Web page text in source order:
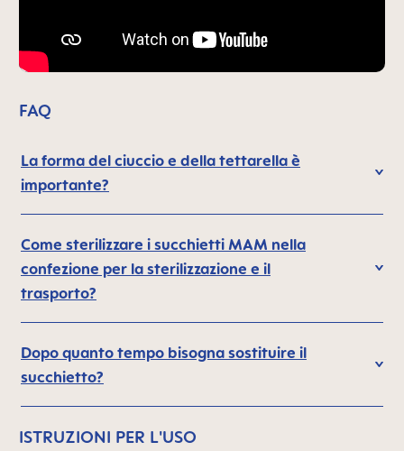
FAQ
La forma del ciuccio e della tettarella è
importante?
Come sterilizzare i succhietti MAM nella
confezione per la sterilizzazione e il
trasporto?
Dopo quanto tempo bisogna sostituire il
succhietto?
ISTRUZIONI PER L'USO